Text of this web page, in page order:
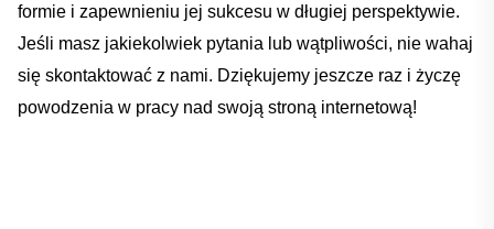
formie i zapewnieniu jej sukcesu w długiej perspektywie.
Jeśli masz ⁣jakiekolwiek pytania lub wątpliwości, nie wahaj
się⁣ skontaktować z nami.⁢ Dziękujemy jeszcze raz i życzę
powodzenia w pracy nad swoją stroną internetową! ⁤